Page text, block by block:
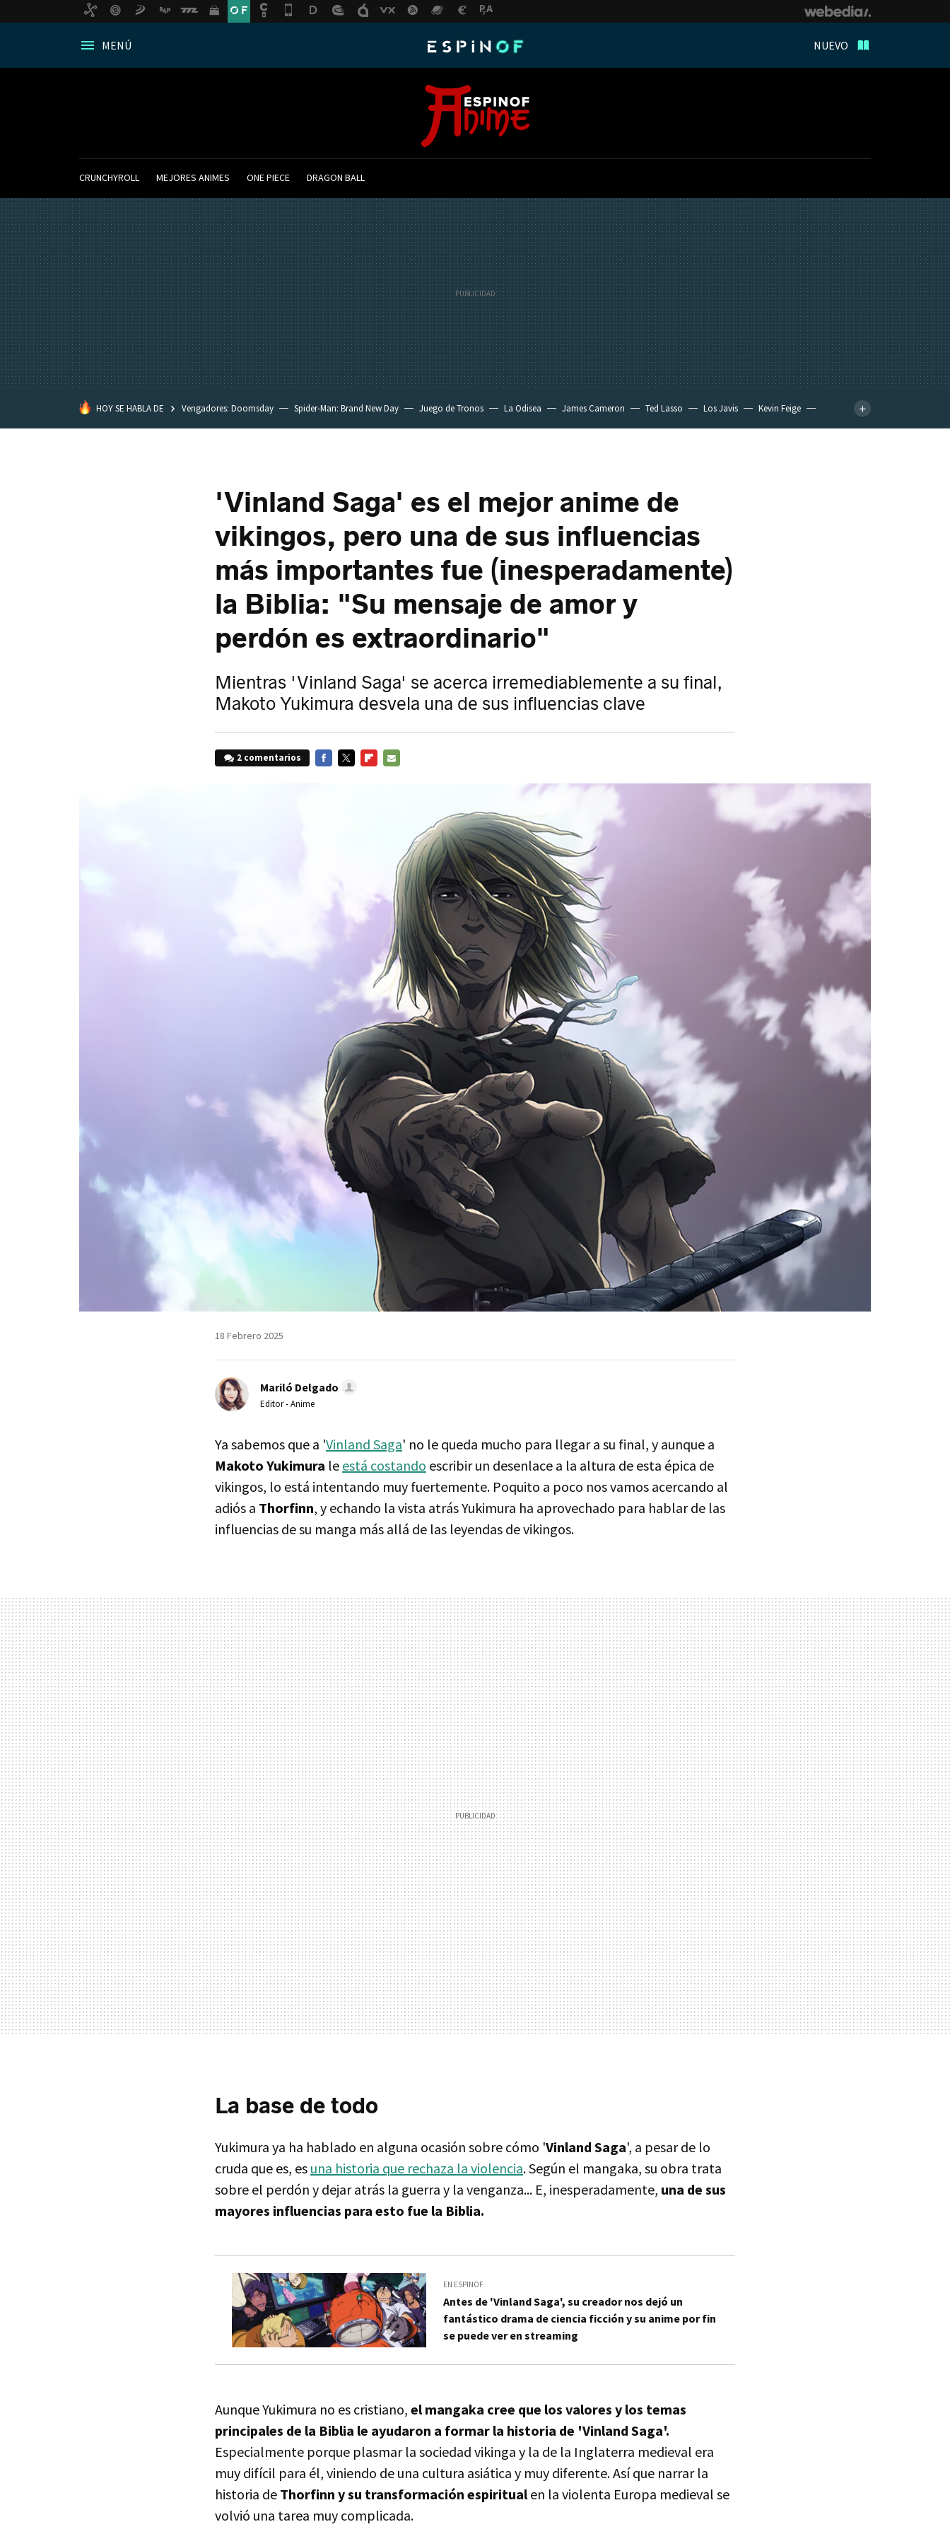
MENÚ NUEVO
CRUNCHYROLL MEJORES ANIMES ONE PIECE DRAGON BALL
HOY SE HABLA DE Vengadores: Doomsday Spider-Man: Brand New Day Juego de Tronos La Odisea James Cameron Ted Lasso Los Javis
Kevin Feige
'Vinland Saga' es el mejor anime de
vikingos, pero una de sus influencias
más importantes fue (inesperadamente)
la Biblia: "Su mensaje de amor y
perdón es extraordinario"
Mientras 'Vinland Saga' se acerca irremediablemente a su final,
Makoto Yukimura desvela una de sus influencias clave
2 comentarios
18 Febrero 2025
Mariló Delgado
Editor - Anime
Ya sabemos que a 'Vinland Saga' no le queda mucho para llegar a su final, y aunque a
Makoto Yukimura le está costando escribir un desenlace a la altura de esta épica de
vikingos, lo está intentando muy fuertemente. Poquito a poco nos vamos acercando al
adiós a Thorfinn, y echando la vista atrás Yukimura ha aprovechado para hablar de las
influencias de su manga más allá de las leyendas de vikingos.
La base de todo
Yukimura ya ha hablado en alguna ocasión sobre cómo 'Vinland Saga', a pesar de lo
cruda que es, es una historia que rechaza la violencia. Según el mangaka, su obra trata
sobre el perdón y dejar atrás la guerra y la venganza... E, inesperadamente, una de sus
mayores influencias para esto fue la Biblia.
EN ESPINOF
Antes de 'Vinland Saga', su creador nos dejó un
fantástico drama de ciencia ficción y su anime por fin
se puede ver en streaming
Aunque Yukimura no es cristiano, el mangaka cree que los valores y los temas
principales de la Biblia le ayudaron a formar la historia de 'Vinland Saga'.
Especialmente porque plasmar la sociedad vikinga y la de la Inglaterra medieval era
muy difícil para él, viniendo de una cultura asiática y muy diferente. Así que narrar la
historia de Thorfinn y su transformación espiritual en la violenta Europa medieval se
volvió una tarea muy complicada.